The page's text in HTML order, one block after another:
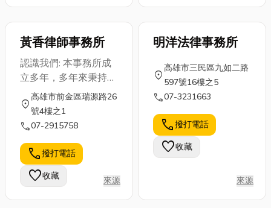
器，早已不只
是...
在台南的人來
說，...
黃香律師事務所
認識我們: 本事務所成
立多年，多年來秉持著
「誠信、負責、專業」
之態度提供客戶有關
民、刑事訴訟、婚姻諮
location_on
高雄市前金區瑞源路26
號4樓之1
call07-2915758
call撥打電話
favorite收藏 來源
明洋法律事務所
location_on
高雄市三民區九如二路
597號16樓之5
call07-3231663
call撥打電話
favorite收藏
來源